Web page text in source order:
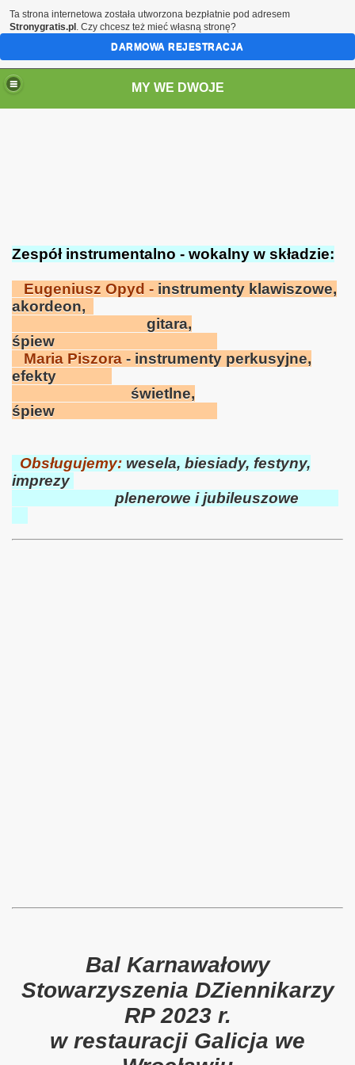
MY WE DWOJE
Zespół instrumentalno - wokalny w składzie:
Eugeniusz Opyd - instrumenty klawiszowe,
akordeon,
gitara,
śpiew
Maria Piszora - instrumenty perkusyjne,
efekty
świetlne,
śpiew
Obsługujemy: wesela, biesiady, festyny,
imprezy
plenerowe i jubileuszowe
Bal Karnawałowy
Stowarzyszenia DZiennikarzy
RP 2023 r.
w restauracji Galicja we
Ta strona internetowa została utworzona bezpłatnie pod adresem
Stronygratis.pl . Czy chcesz też mieć własną stronę?
DARMOWA REJESTRACJA